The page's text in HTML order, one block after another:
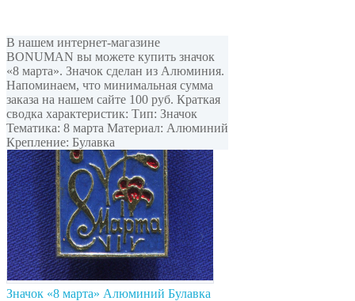
В нашем интернет-магазине
BONUMAN вы можете купить значок
«8 марта». Значок сделан из Алюминия.
Напоминаем, что минимальная сумма
заказа на нашем сайте 100 руб. Краткая
сводка характеристик: Тип: Значок
Тематика: 8 марта Материал: Алюминий
Крепление: Булавка
Значок «8 марта» Алюминий Булавка